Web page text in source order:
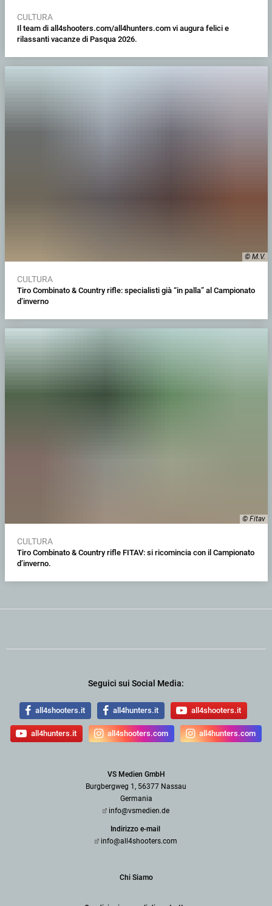
CULTURA
Il team di all4shooters.com/all4hunters.com vi augura felici e
rilassanti vacanze di Pasqua 2026.
© M.V.
CULTURA
Tiro Combinato & Country rifle: specialisti già “in palla” al Campionato
d’inverno
© Fitav
CULTURA
Tiro Combinato & Country rifle FITAV: si ricomincia con il Campionato
d’inverno.
Seguici sui Social Media:
all4shooters.it all4hunters.it all4shooters.it
all4hunters.it all4shooters.com all4hunters.com
VS Medien GmbH
Burgbergweg 1, 56377 Nassau
Germania
info@vsmedien.de
Indirizzo e-mail
info@all4shooters.com
Chi Siamo